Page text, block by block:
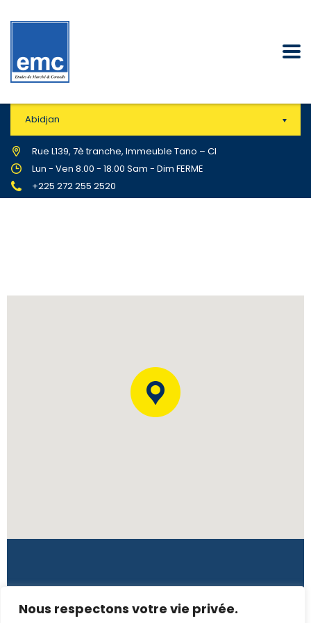
Nous respectons votre vie privée.
Abidjan
Rue L139, 7è tranche, Immeuble Tano – CI
Lun - Ven 8.00 - 18.00 Sam - Dim FERME
+225 272 255 2520